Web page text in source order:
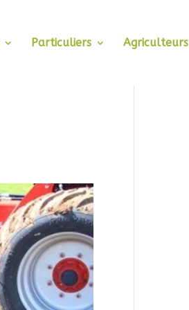
Particuliers Agriculteurs